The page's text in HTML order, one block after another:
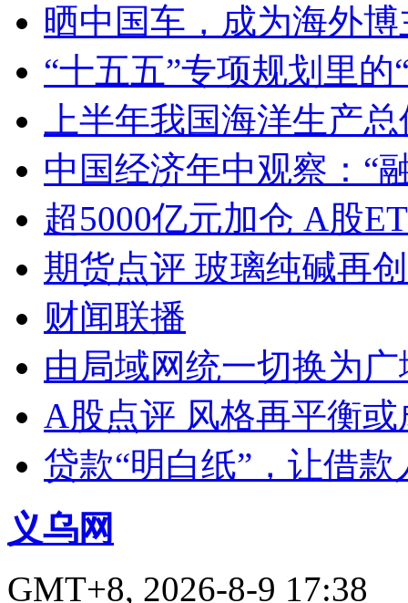
晒中国车，成为海外博
“十五五”专项规划里的
上半年我国海洋生产
中国经济年中观察：“
超5000亿元加仓 A股
期货点评 玻璃纯碱再
财闻联播
由局域网统一切换为
A股点评 风格再平衡或
贷款“明白纸”，让借款
义乌网
GMT+8, 2026-8-9 17:38